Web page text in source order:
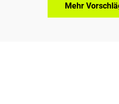
Mehr